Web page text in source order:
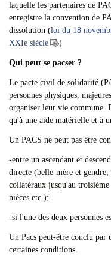
laquelle les partenaires de
enregistre la convention de
dissolution (loi du 18
XXIe siècle
)
Qui peut se pacser ?
Le pacte civil de solidarité
personnes physiques,
organiser leur vie commune.
qu'à une aide matérielle et à
Un PACS ne peut pas être
-entre un ascendant et
directe (belle-mère et
collatéraux jusqu'au
nièces etc.);
-si l'une des deux personnes
Un Pacs peut-être conclu par
certaines conditions.